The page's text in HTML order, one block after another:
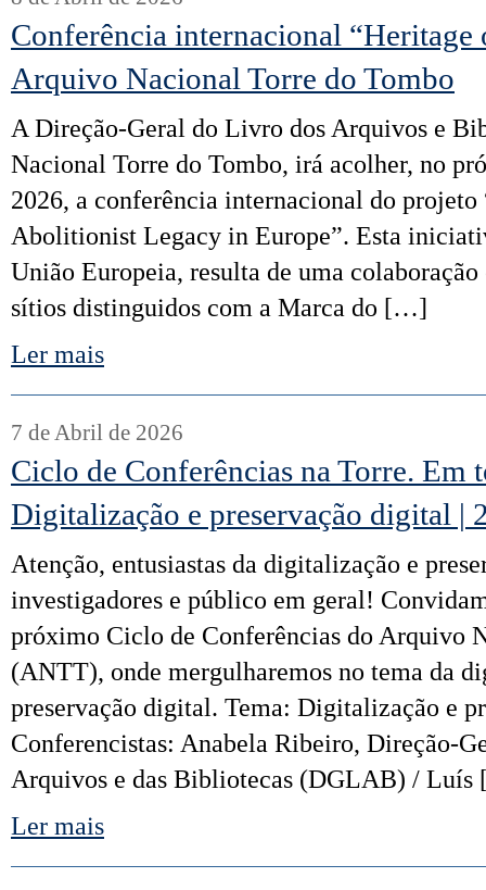
Conferência internacional “Heritage
Arquivo Nacional Torre do Tombo
A Direção-Geral do Livro dos Arquivos e
Nacional Torre do Tombo, irá acolher, no
2026, a conferência internacional do
Abolitionist Legacy in Europe”. Esta
União Europeia, resulta de uma colaboração
sítios distinguidos com a Marca do […]
Ler mais
7 de Abril de 2026
Ciclo de Conferências na Torre.
Digitalização e preservação digital |
Atenção, entusiastas da digitalização e
investigadores e público em geral!
próximo Ciclo de Conferências do Arquivo
(ANTT), onde mergulharemos no tema da
preservação digital. Tema: Digitalização e
Conferencistas: Anabela Ribeiro, Direção-
Arquivos e das Bibliotecas (DGLAB) /
Ler mais